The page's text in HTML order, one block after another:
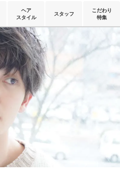
ヘア
スタイル
スタッフ
こだわり
特集